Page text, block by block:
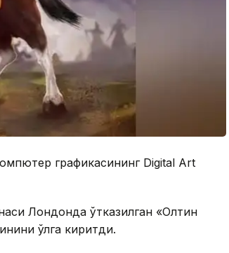
графикасининг Digital Art
Лондонда ўтказилган «Олтин
қўлга киритди.